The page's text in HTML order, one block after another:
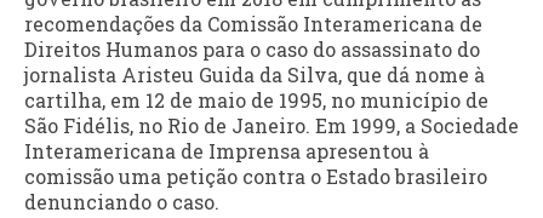
recomendações da Comissão Interamericana de
Direitos Humanos para o caso do assassinato do
jornalista Aristeu Guida da Silva, que dá nome à
cartilha, em 12 de maio de 1995, no município de
São Fidélis, no Rio de Janeiro. Em 1999, a Sociedade
Interamericana de Imprensa apresentou à
comissão uma petição contra o Estado brasileiro
denunciando o caso.